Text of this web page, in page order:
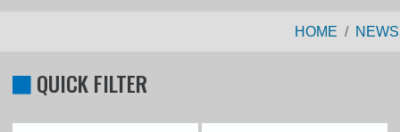
HOME NEWS
QUICK FILTER